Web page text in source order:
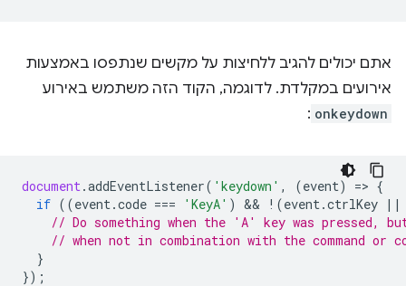
אתם יכולים להגיב ללחיצות על מקשים שנתפסו באמצעות
אירועים במקלדת. לדוגמה, הקוד הזה משתמש באירוע
onkeydown
:
document.addEventListener( 'keydown' , (event) => {
if ((event.code === 'KeyA' ) && ! (event.ctrlKey ||
// Do something when the 'A' key was pressed,
// when not in combination with the command or
}
});